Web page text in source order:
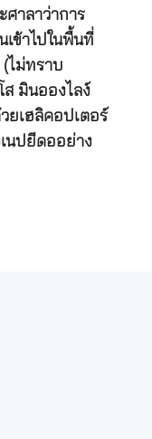
าลาว่าการ
ข้าไปในพื้นที่
(ไม่ทราบ
ส มินอองไลง์
ยเฮลิคอปเตอร์
นปยีดออย่าง